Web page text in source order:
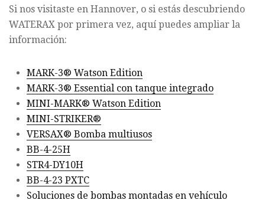
Si nos visitaste en Hannover, o si estás descubriendo
WATERAX por primera vez, aquí puedes ampliar la
información:
MARK-3® Watson Edition
MARK-3® Essential con tanque integrado
MINI-MARK® Watson Edition
MINI-STRIKER®
VERSAX® Bomba multiusos
BB-4-25H
STR4-DY10H
BB-4-23 PXTC
Soluciones de bombas montadas en vehículo